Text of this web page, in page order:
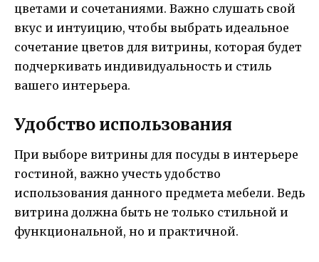
цветами и сочетаниями. Важно слушать свой
вкус и интуицию, чтобы выбрать идеальное
сочетание цветов для витрины, которая будет
подчеркивать индивидуальность и стиль
вашего интерьера.
Удобство использования
При выборе витрины для посуды в интерьере
гостиной, важно учесть удобство
использования данного предмета мебели. Ведь
витрина должна быть не только стильной и
функциональной, но и практичной.